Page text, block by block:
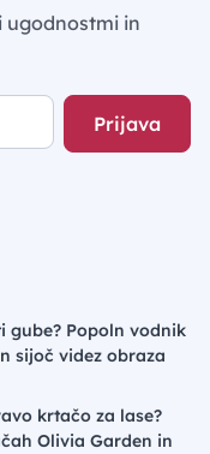
ugodnostmi in
Prijava
gube? Popoln vodnik
sijoč videz obraza
krtačo za lase?
Olivia Garden in